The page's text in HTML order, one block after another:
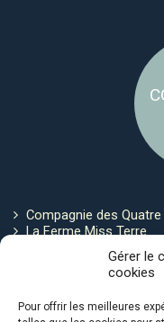
Gérer le
cookies
Pour offrir les meilleures
Compagnie des
La Ferme Miss Terre
Politique de cookies